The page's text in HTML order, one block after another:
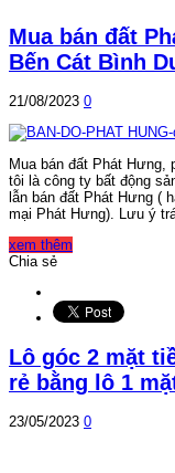
Mua bán đất
Bến Cát Bình
21/08/2023 0
Mua bán đất Phát
tôi là công ty bất động
lẫn bán đất Phát Hưng (
mại Phát Hưng). Lưu ý
xem thêm
Chia sẻ
Lô góc 2 mặt
rẻ bằng lô 1
23/05/2023 0